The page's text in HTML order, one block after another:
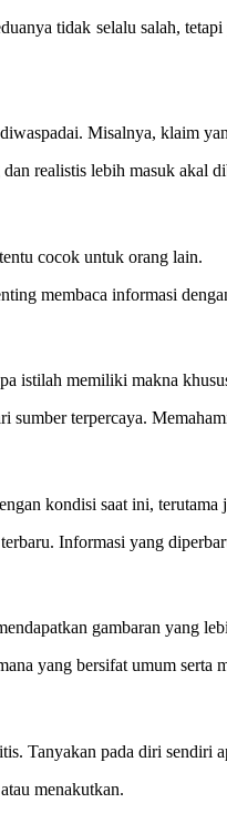
tidak selalu salah,
Misalnya, klaim
realistis lebih masuk akal
cocok untuk orang lain.
membaca informasi
istilah memiliki makna
terpercaya.
kondisi saat ini, terutama
Informasi yang
gambaran yang
yang bersifat umum serta
Tanyakan pada diri sendiri
menakutkan.